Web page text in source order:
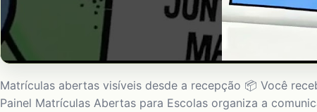
Matrículas abertas visíveis desde a recepção 📦 Você
Painel Matrículas Abertas para Escolas organiza a